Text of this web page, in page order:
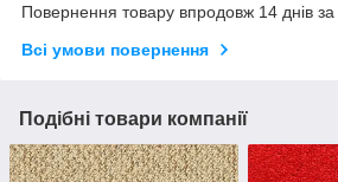
Повернення товару впродовж 14 днів
Всі умови повернення
Подібні товари компанії